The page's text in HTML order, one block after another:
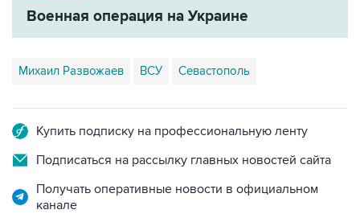
Военная операция на Украине
Михаил Развожаев ВСУ Севастополь
Купить подписку на профессиональную ленту
Подписаться на рассылку главных новостей сайта
Получать оперативные новости в официальном
канале